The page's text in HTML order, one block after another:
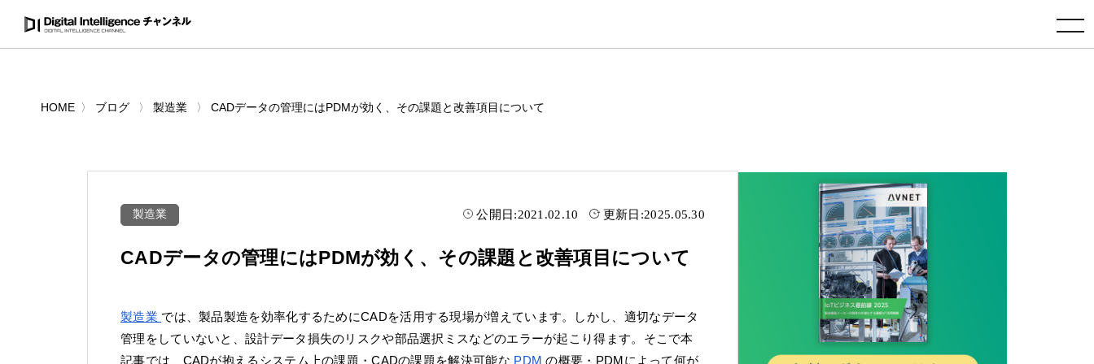
toggle navigation
HOME ブログ 製造業 CADデータの管理にはPDMが効く、その課題と改善項目について
製造業 公開日:2021.02.10 更新日:2025.05.30
CADデータの管理にはPDMが効く、その課題と改善項目について
製造業 では、製品製造を効率化するためにCADを活用する現場が増えています。しかし、適切なデータ
管理をしていないと、設計データ損失のリスクや部品選択ミスなどのエラーが起こり得ます。そこで本
記事では、CADが抱えるシステム上の課題・CADの課題を解決可能な PDMの概要・PDMによって何が